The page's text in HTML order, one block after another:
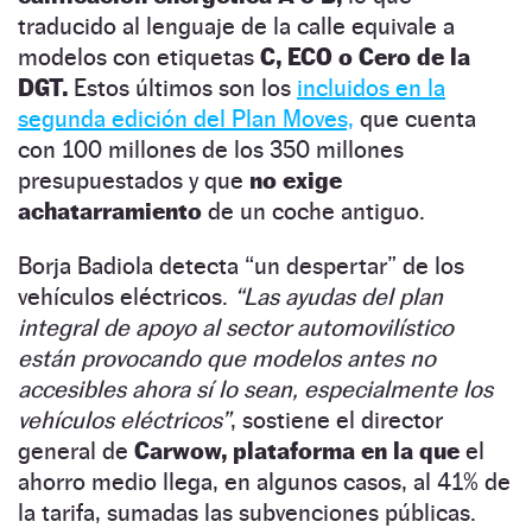
traducido al lenguaje de la calle equivale a
modelos con etiquetas C, ECO o Cero de la
DGT. Estos últimos son los incluidos en la
segunda edición del Plan Moves, que cuenta
con 100 millones de los 350 millones
presupuestados y que no exige
achatarramiento de un coche antiguo.
Borja Badiola detecta “un despertar” de los
vehículos eléctricos. “Las ayudas del plan
integral de apoyo al sector automovilístico
están provocando que modelos antes no
accesibles ahora sí lo sean, especialmente los
vehículos eléctricos”, sostiene el director
general de Carwow, plataforma en la que el
ahorro medio llega, en algunos casos, al 41% de
la tarifa, sumadas las subvenciones públicas.